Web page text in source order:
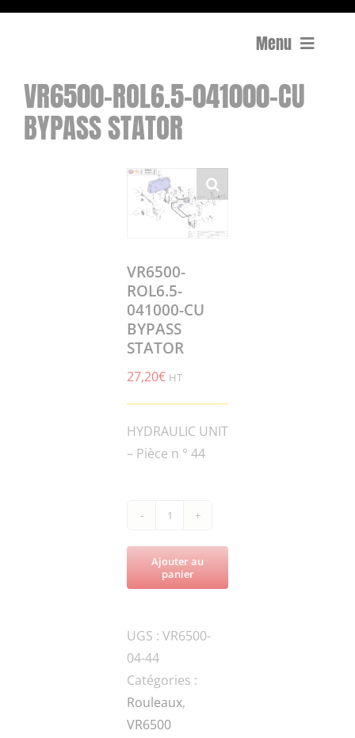
Menu
Compactage
Équipements de chantier
Surfaçage et rectification des sols
VR6500-ROL6.5-041000-CU
BYPASS STATOR
VR6500-
ROL6.5-
041000-CU
BYPASS
STATOR
27,20€ HT
HYDRAULIC UNIT
– Pièce n ° 44
de
VR6500-
ROL6.5-
CU
STATOR
Ajouter au
panier
UGS : VR6500-
04-44
Catégories :
Rouleaux,
VR6500